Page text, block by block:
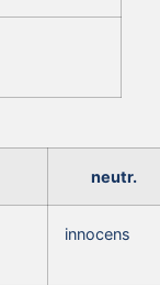
neutr.
innocens